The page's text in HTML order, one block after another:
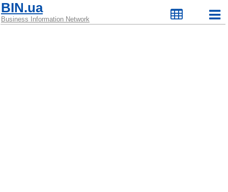
BIN.ua
Business Information Network